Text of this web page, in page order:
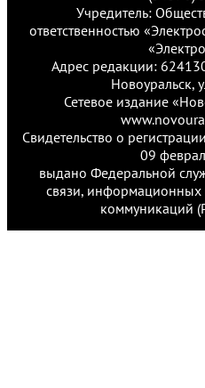
Учредитель:
ответственностью
Адрес редакции:
Новоуральск,
Сетевое издание
Свидетельство о
09
выдано Федеральной
связи, информационных
коммуникаций